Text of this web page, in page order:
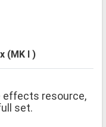
(MK I )
effects resource,
set.